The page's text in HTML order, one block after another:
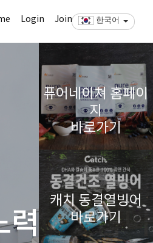
한국어
Login Join
퓨어네이쳐 홈페이
지
바로가기
캐치 동결열빙어
바로가기
력하겠습니